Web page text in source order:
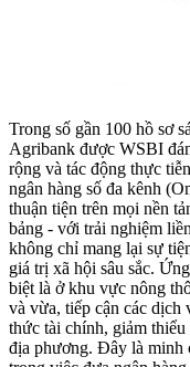
Trong số gần 100 hồ sơ
Agribank được WSBI
rộng và tác động thực
ngân hàng số đa kênh
thuận tiện trên mọi nền
bảng - với trải nghiệm
không chỉ mang lại sự
giá trị xã hội sâu sắc.
biệt là ở khu vực nông
và vừa, tiếp cận các dịch
thức tài chính, giảm
địa phương. Đây là minh